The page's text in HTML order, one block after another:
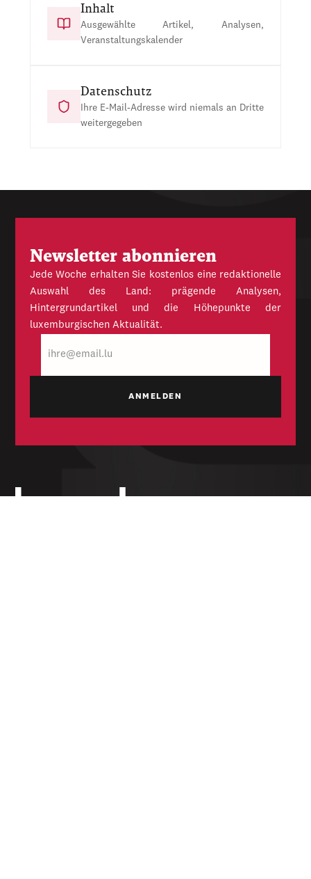
Inhalt
Ausgewählte Artikel, Analysen,
Veranstaltungskalender
Datenschutz
Ihre E-Mail-Adresse wird niemals an Dritte
weitergegeben
Newsletter abonnieren
Jede Woche erhalten Sie kostenlos eine redaktionelle
Auswahl des Land: prägende Analysen,
Hintergrundartikel und die Höhepunkte der
luxemburgischen Aktualität.
Mail